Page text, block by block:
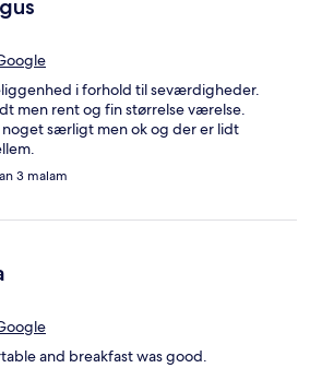
i forhold til seværdigheder.
men rent og fin størrelse værelse.
særligt men ok og der er lidt
3 malam
and breakfast was good.